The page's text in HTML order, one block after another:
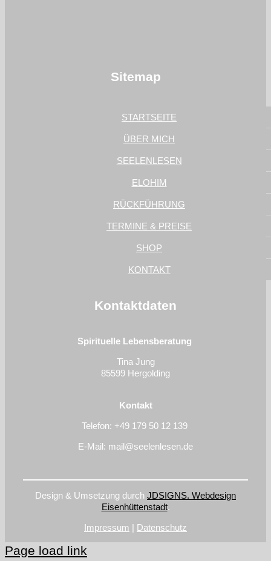
Sitemap
STARTSEITE
ÜBER MICH
SEELENLESEN
ELOHIM
RÜCKFÜHRUNG
TERMINE & PREISE
SHOP
KONTAKT
Kontaktdaten
Spirituelle Lebensberatung
Tina Jung
85599 Hergolding
Kontakt
Telefon: +49 179 50 12 139
E-Mail: mail@seelenlesen.de
Design & Umsetzung durch JDSIGNS. Webdesign
Eisenhüttenstadt.
Impressum | Datenschutz
Page load link